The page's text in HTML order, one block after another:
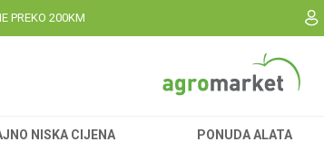
PREKO 200KM
NISKA CIJENA PONUDA ALATA